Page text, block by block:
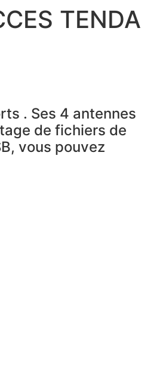
TENDA
. Ses 4 antennes
de fichiers de
vous pouvez